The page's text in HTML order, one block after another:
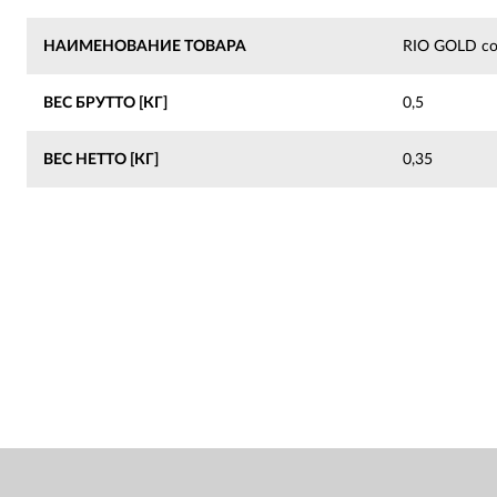
НАИМЕНОВАНИЕ ТОВАРА RIO GOLD
ВЕС БРУТТО [КГ] 0,5
ВЕС НЕТТО [КГ] 0,35